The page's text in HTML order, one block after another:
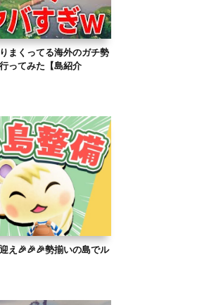
まくってる海外のガチ勢
ってみた【島紹介
え🎉🎉🎉勢揃いの島でル